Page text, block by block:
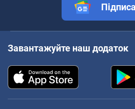
Завантажуйте наш додаток